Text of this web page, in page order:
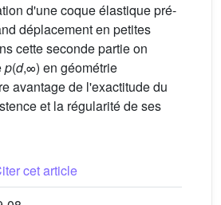
d'une coque élastique pré-
déplacement en petites
cette seconde partie on
p(d,∞) en géométrie
avantage de l'exactitude du
et la régularité de ses
cet article